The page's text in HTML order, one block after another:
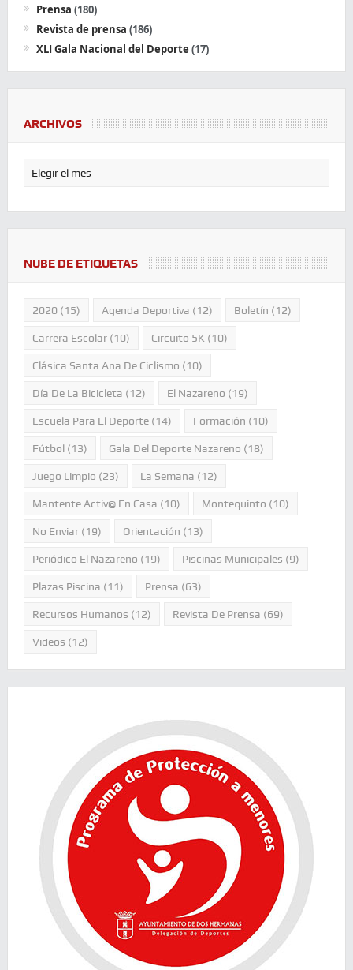
Prensa (180)
Revista de prensa (186)
XLI Gala Nacional del Deporte (17)
ARCHIVOS
NUBE DE ETIQUETAS
2020(15) Agenda Deportiva (12) Boletín (12)
Carrera Escolar(10) Circuito 5K (10)
Clásica Santa Ana De Ciclismo (10)
Día De La Bicicleta (12) El Nazareno (19)
Escuela Para El Deporte(14) Formación (10)
Fútbol(13) Gala Del Deporte Nazareno (18)
Juego Limpio (23) La Semana (12)
Mantente Activ@ En Casa (10) Montequinto (10)
No Enviar(19) Orientación (13)
Periódico El Nazareno (19) Piscinas Municipales (9)
Plazas Piscina (11) Prensa (63)
Recursos Humanos (12) Revista De Prensa (69)
Videos (12)